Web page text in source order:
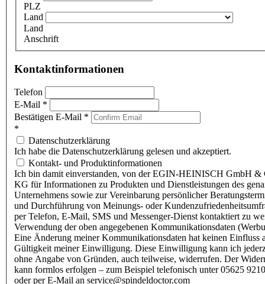
PLZ
Land
Land
Anschrift
Kontaktinformationen
Telefon
E-Mail *
Bestätigen E-Mail *
*
Datenschutzerklärung
Ich habe die Datenschutzerklärung gelesen und akzeptiert.
Kontakt- und Produktinformationen
Ich bin damit einverstanden, von der EGIN-HEINISCH GmbH &
KG für Informationen zu Produkten und Dienstleistungen des
Unternehmens sowie zur Vereinbarung persönlicher
und Durchführung von Meinungs- oder
per Telefon, E-Mail, SMS und Messenger-Dienst kontaktiert zu
Verwendung der oben angegebenen Kommunikationsdaten
Eine Änderung meiner Kommunikationsdaten hat keinen Einfluss
Gültigkeit meiner Einwilligung. Diese Einwilligung kann ich
ohne Angabe von Gründen, auch teilweise, widerrufen. Der
kann formlos erfolgen – zum Beispiel telefonisch unter 05625
oder per E-Mail an service@spindeldoctor.com